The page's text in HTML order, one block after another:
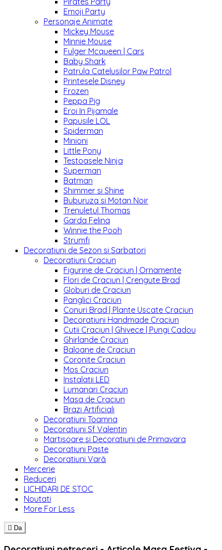
Emoji Party
Personaje Animate
Mickey Mouse
Minnie Mouse
Fulger Mcqueen | Cars
Baby Shark
Patrula Catelusilor Paw Patrol
Printesele Disney
Frozen
Peppa Pig
Eroi In Pijamale
Papusile LOL
Spiderman
Minioni
Little Pony
Testoasele Ninja
Superman
Batman
Shimmer si Shine
Buburuza si Motan Noir
Trenuletul Thomas
Garda Felina
Winnie the Pooh
Strumfi
Decoratiuni de Sezon si Sarbatori
Decoratiuni Craciun
Figurine de Craciun | Ornamente
Flori de Craciun | Crengute Brad
Globuri de Craciun
Panglici Craciun
Conuri Brad | Plante Uscate Craciun
Decoratiuni Handmade Craciun
Cutii Craciun | Ghivece | Pungi Cadou
Ghirlande Craciun
Baloane de Craciun
Coronite Craciun
Mos Craciun
Instalatii LED
Lumanari Craciun
Masa de Craciun
Brazi Artificiali
Decoratiuni Toamna
Decoratiuni Sf Valentin
Martisoare si Decoratiuni de Primavara
Decoratiuni Paste
Decoratiuni Vară
Mercerie
Reduceri
LICHIDARI DE STOC
Noutati
More For Less
 Da